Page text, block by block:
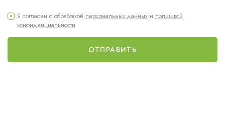
Я согласен с обработкой персональных данных и политикой
конфиденциальности
ОТПРАВИТЬ